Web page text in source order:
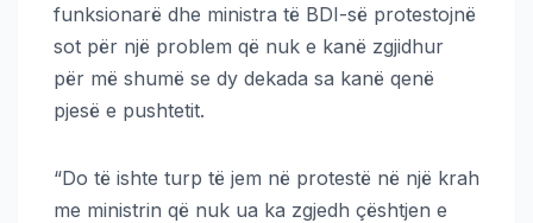
funksionarë dhe ministra të BDI-së protestojnë
sot për një problem që nuk e kanë zgjidhur
për më shumë se dy dekada sa kanë qenë
pjesë e pushtetit.
“Do të ishte turp të jem në protestë në një krah
me ministrin që nuk ua ka zgjedh çështjen e